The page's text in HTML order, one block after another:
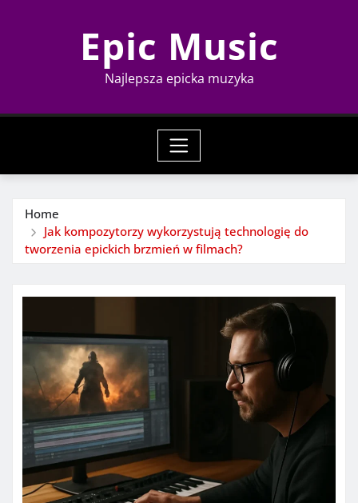
Epic Music
Najlepsza epicka muzyka
Home
Jak kompozytorzy wykorzystują technologię do
tworzenia epickich brzmień w filmach?